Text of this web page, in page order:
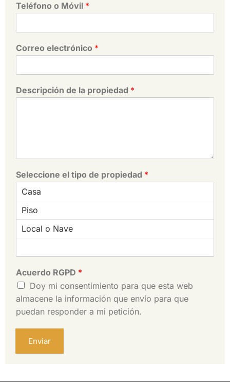
Teléfono o Móvil *
Correo electrónico *
Descripción de la propiedad *
Seleccione el tipo de propiedad *
Acuerdo RGPD *
Doy mi consentimiento para que esta web
almacene la información que envío para que
puedan responder a mi petición.
Enviar